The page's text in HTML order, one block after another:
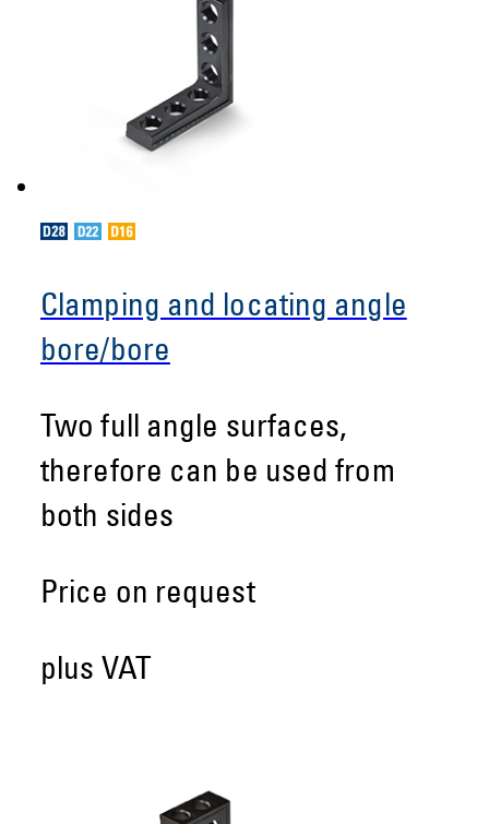
Clamping and locating angle
bore/bore
Two full angle surfaces,
therefore can be used from
both sides
Price on request
plus VAT